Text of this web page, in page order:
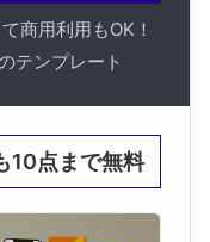
商用利用もOK！
テンプレート
10点まで無料